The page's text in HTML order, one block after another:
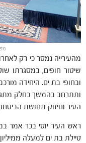
מהעירייה נמסר כי רק
שיטור חופים, במסגרתו
ובחופי בת ים. היחידה
ותתרחב בהמשך כחלק
העיר וחיזוק תחושת
ראש העיר יוסי בכר אמר
טיילת בת ים למעלה